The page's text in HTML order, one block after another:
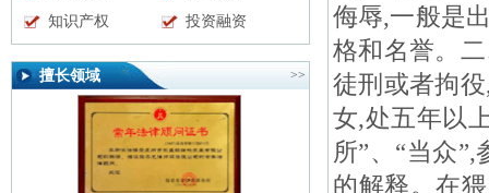
知识产权
投资融资
擅长领域 >>
侮辱,一般是
格和名誉。
徒刑或者拘
女,处五年以
所”、“当众
的解释。在